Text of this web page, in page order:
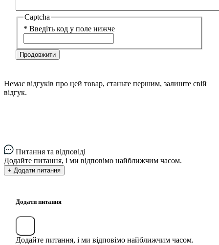
Captcha
* Введіть код у поле нижче
Продовжити
Немає відгуків про цей товар, станьте першим, залиште свій
відгук.
Питання та відповіді
Додайте питання, і ми відповімо найближчим часом.
+ Додати питання
Додати питання
Додайте питання, і ми відповімо найближчим часом.